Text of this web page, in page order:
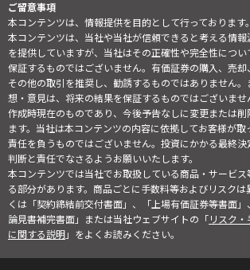
ご留意事項
本コンテンツは、情報提供を目的として行っております。
本コンテンツは、当社や当社が信頼できると考える情
を提供していますが、当社はその正確性や完全性につ
保証するものではございません。有価証券の購入、売却
その他の取引を推奨し、勧誘するものではありません
想・意見は、将来の結果を保証するものではございま
作成時現在のものであり、今後予告なしに変更または
ます。当社は本コンテンツの内容に依拠してお客様が
責任を負うものではございません。投資にかかる最終
判断と責任でなさるようお願いいたします。
本コンテンツでは当社でお取扱している商品・サービ
る部分があります。商品ごとに手数料等およびリスク
くは「契約締結前交付書面」、「上場有価証券等書面
論見書補完書面」または当社ウェブサイトの「リスク
に関する説明」をよくお読みください。